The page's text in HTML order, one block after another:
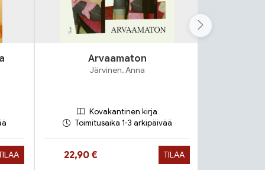
Arvaamaton
Järvinen, Anna
Kovakantinen kirja
Toimitusaika 1-3 arkipäivää
Hinta nyt
22,90 € TILAA